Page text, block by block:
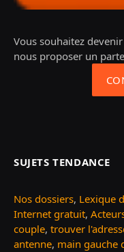
Vous souhaitez
nous proposer un
SUJETS TENDANCE
Nos dossiers, Lexique
Internet gratuit,
couple, trouver
antenne, main gauche